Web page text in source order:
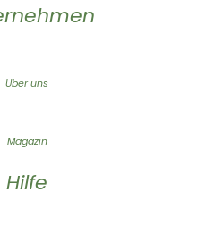
Über uns
Magazin
Hilfe